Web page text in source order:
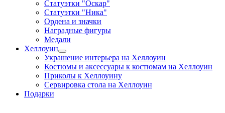
Статуэтки "Оскар"
Статуэтки "Ника"
Ордена и значки
Наградные фигуры
Медали
Хеллоуин
Украшение интерьера на Хеллоуин
Костюмы и аксессуары к костюмам на Хеллоуин
Приколы к Хеллоуину
Сервировка стола на Хеллоуин
Подарки